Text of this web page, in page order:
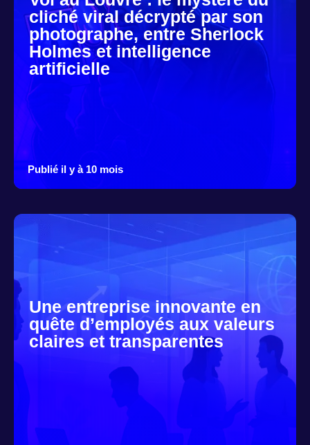
cliché viral décrypté par son
photographe, entre Sherlock
Holmes et intelligence
artificielle
Publié il y à 10 mois
Une entreprise innovante en
quête d’employés aux valeurs
claires et transparentes